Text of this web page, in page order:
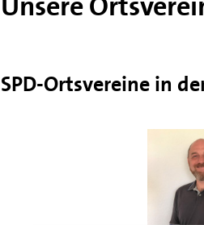
SPD-Ortsvereine in